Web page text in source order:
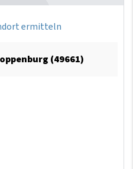
ermitteln
(49661)